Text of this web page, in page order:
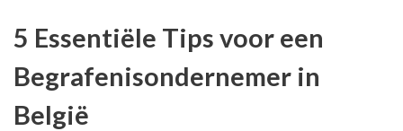
5 Essentiële Tips voor een
Begrafenisondernemer in
België